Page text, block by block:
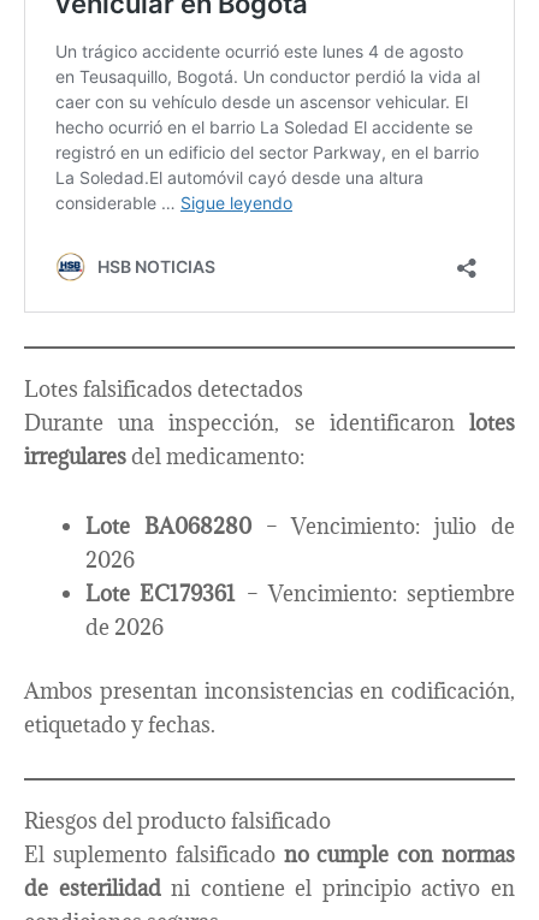
Lotes falsificados detectados
Durante una inspección, se identificaron lotes
irregularesdel medicamento:
Lote BA068280– Vencimiento: julio de
2026
Lote EC179361 – Vencimiento: septiembre
de 2026
Ambos presentan inconsistencias en codificación,
etiquetado y fechas.
Riesgos del producto falsificado
El suplemento falsificado no cumple con normas
de esterilidadni contiene el principio activo en